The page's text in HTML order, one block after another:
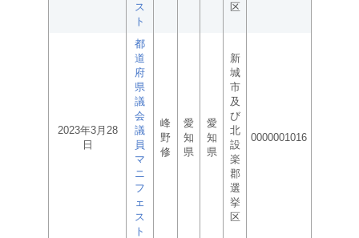
ス
ト
区
2023年3月28
日
都
道
府
県
議
会
議
員
マ
ニ
フ
ェ
ス
ト
峰
野
修
愛
知
県
愛
知
県
新
城
市
及
び
北
設
楽
郡
選
挙
区
0000001016